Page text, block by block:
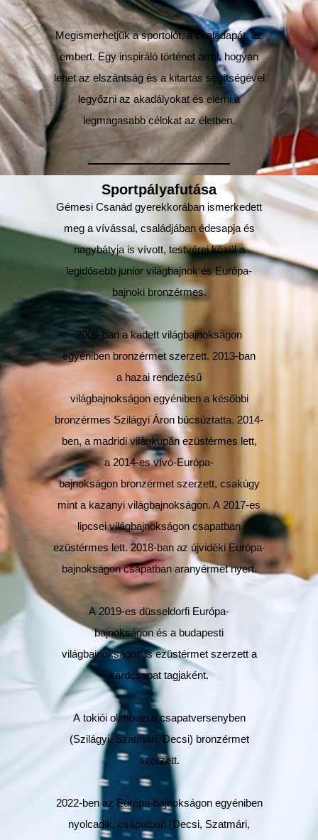
Megismerhetjük a sportolót, a családapát, az
embert. Egy inspiráló történet arról, hogyan
lehet az elszántság és a kitartás segítségével
legyőzni az akadályokat és elérni a
legmagasabb célokat az életben.
Sportpályafutása
Gémesi Csanád gyerekkorában ismerkedett
meg a vívással, családjában édesapja és
nagybátyja is vívott, testvérei közül a
legidősebb junior világbajnok és Európa-
bajnoki bronzérmes.
2003-ban a kadett világbajnokságon
egyéniben bronzérmet szerzett. 2013-ban
a hazai rendezésű
világbajnokságon egyéniben a későbbi
bronzérmes Szilágyi Áron búcsúztatta. 2014-
ben, a madridi világkupán ezüstérmes lett,
a 2014-es vívó-Európa-
bajnokságon bronzérmet szerzett, csakúgy
mint a kazanyi világbajnokságon. A 2017-es
lipcsei világbajnokságon csapatban
ezüstérmes lett. 2018-ban az újvidéki Európa-
bajnokságon csapatban aranyérmet nyert.
A 2019-es düsseldorfi Európa-
bajnokságon és a budapesti
világbajnokságon is ezüstérmet szerzett a
kardcsapat tagjaként.
A tokiói olimpián a csapatversenyben
(Szilágyi, Szatmári, Decsi) bronzérmet
szerzett.
2022-ben az Európa-bajnokságon egyéniben
nyolcadik, csapatban (Decsi, Szatmári,